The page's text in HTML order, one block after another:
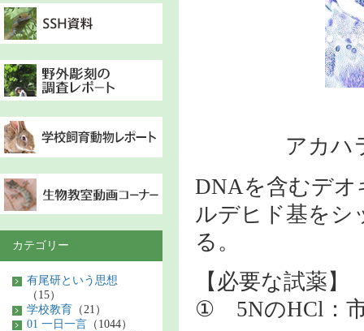
アカハ
DNAを含むデオ
ルデヒド基をシ
る。
【必要な試薬】
① 5NのHCl：市
カテゴリー
有尾研という思想
（15）
学校教育 （21）
01 一日一言 （1044）